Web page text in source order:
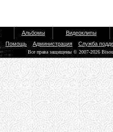
Альбомы
Видеоклипы
Помощь Администрация Служба
Все права защищены © 2007-2026